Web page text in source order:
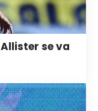
se va